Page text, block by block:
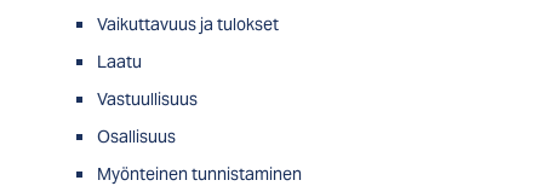
Vaikuttavuus ja tulokset
Laatu
Vastuullisuus
Osallisuus
Myön­tei­nen tun­nis­ta­minen